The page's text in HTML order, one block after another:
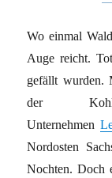
Wo einmal
Auge reicht.
gefällt wurden.
der
Unternehmen
Nordosten
Nochten. Doch